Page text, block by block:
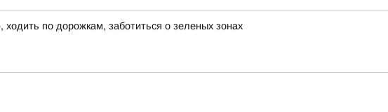
по дорожкам, заботиться о зеленых зонах